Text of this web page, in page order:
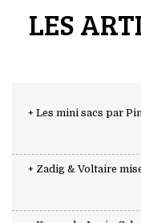
LES
+ Les mini sacs par
+ Zadig & Voltaire